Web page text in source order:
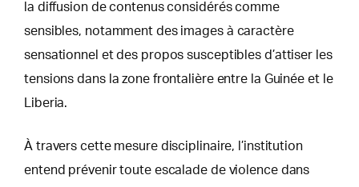
la diffusion de contenus considérés comme
sensibles, notamment des images à caractère
sensationnel et des propos susceptibles d’attiser les
tensions dans la zone frontalière entre la Guinée et le
Liberia.
À travers cette mesure disciplinaire, l’institution
entend prévenir toute escalade de violence dans